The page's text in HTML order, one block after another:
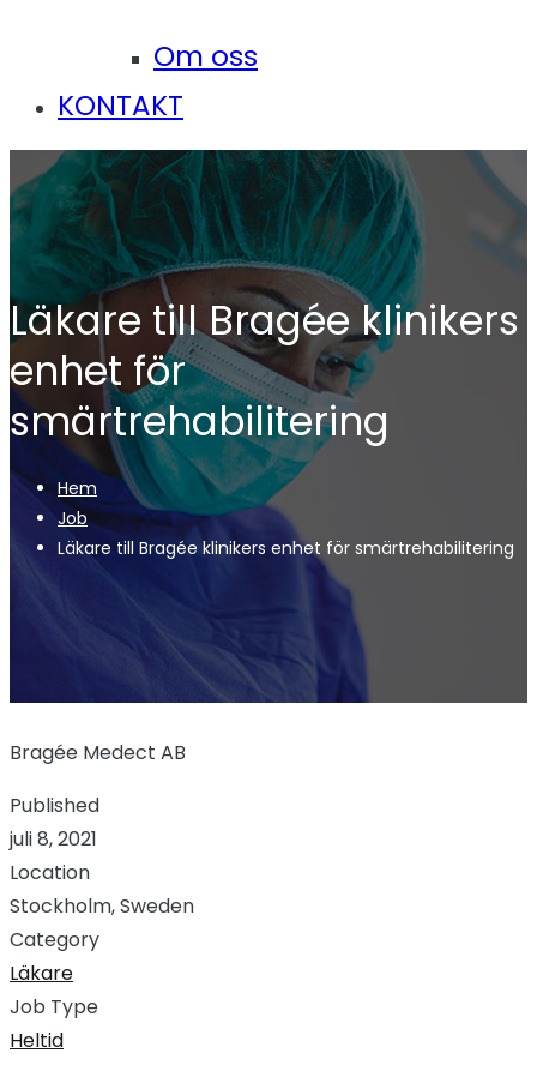
Om oss
KONTAKT
Läkare till Bragée klinikers
enhet för
smärtrehabilitering
Hem
Job
Läkare till Bragée klinikers enhet för smärtrehabilitering
Bragée Medect AB
Published
juli 8, 2021
Location
Stockholm, Sweden
Category
Läkare
Job Type
Heltid